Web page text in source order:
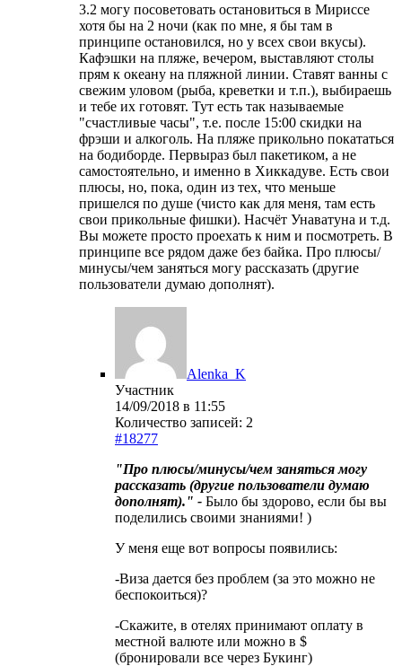
3.2 могу посоветовать остановиться в Мириссе
хотя бы на 2 ночи (как по мне, я бы там в
принципе остановился, но у всех свои вкусы).
Кафэшки на пляже, вечером, выставляют столы
прям к океану на пляжной линии. Ставят ванны с
свежим уловом (рыба, креветки и т.п.), выбираешь
и тебе их готовят. Тут есть так называемые
"счастливые часы", т.е. после 15:00 скидки на
фрэши и алкоголь. На пляже прикольно покататься
на бодиборде. Первыраз был пакетиком, а не
самостоятельно, и именно в Хиккадуве. Есть свои
плюсы, но, пока, один из тех, что меньше
пришелся по душе (чисто как для меня, там есть
свои прикольные фишки). Насчёт Унаватуна и т.д.
Вы можете просто проехать к ним и посмотреть. В
принципе все рядом даже без байка. Про плюсы/
минусы/чем заняться могу рассказать (другие
пользователи думаю дополнят).
Alenka_K
Участник
14/09/2018 в 11:55
Количество записей: 2
#18277
"Про плюсы/минусы/чем заняться могу
рассказать (другие пользователи думаю
дополнят)." - Было бы здорово, если бы вы
поделились своими знаниями! )
У меня еще вот вопросы появились:
-Виза дается без проблем (за это можно не
беспокоиться)?
-Скажите, в отелях принимают оплату в
местной валюте или можно в $
(бронировали все через Букинг)